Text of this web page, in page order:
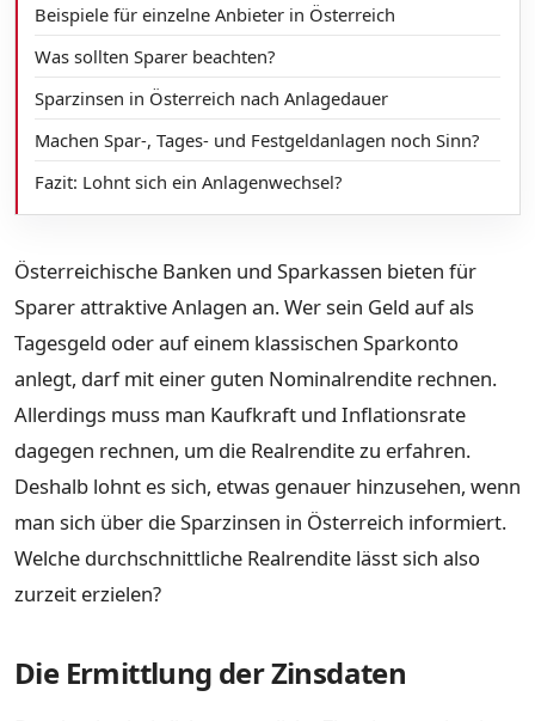
Beispiele für einzelne Anbieter in Österreich
Was sollten Sparer beachten?
Sparzinsen in Österreich nach Anlagedauer
Machen Spar-, Tages- und Festgeldanlagen noch Sinn?
Fazit: Lohnt sich ein Anlagenwechsel?
Österreichische Banken und Sparkassen bieten für
Sparer attraktive Anlagen an. Wer sein Geld auf als
Tagesgeld oder auf einem klassischen Sparkonto
anlegt, darf mit einer guten Nominalrendite rechnen.
Allerdings muss man Kaufkraft und Inflationsrate
dagegen rechnen, um die Realrendite zu erfahren.
Deshalb lohnt es sich, etwas genauer hinzusehen, wenn
man sich über die Sparzinsen in Österreich informiert.
Welche durchschnittliche Realrendite lässt sich also
zurzeit erzielen?
Die Ermittlung der Zinsdaten